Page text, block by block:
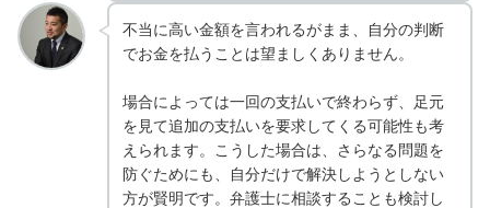
不当に高い金額を言われるがまま、自分の判断
でお金を払うことは望ましくありません。
場合によっては一回の支払いで終わらず、足元
を見て追加の支払いを要求してくる可能性も考
えられます。こうした場合は、さらなる問題を
防ぐためにも、自分だけで解決しようとしない
方が賢明です。弁護士に相談することも検討し